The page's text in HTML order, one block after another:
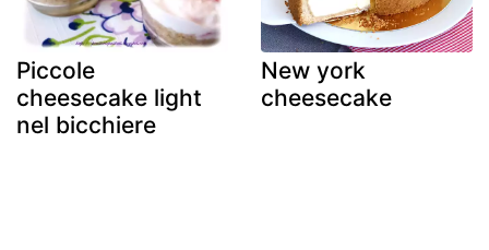
Piccole
cheesecake light
nel bicchiere
New york
cheesecake